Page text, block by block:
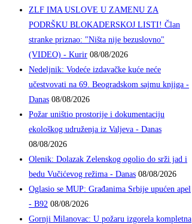
ZLF IMA USLOVE U ZAMENU ZA
PODRŠKU BLOKADERSKOJ LISTI! Član
stranke priznao: "Ništa nije bezuslovno"
(VIDEO) - Kurir 08/08/2026
Nedeljnik: Vodeće izdavačke kuće neće
učestvovati na 69. Beogradskom sajmu knjiga -
Danas 08/08/2026
Požar uništio prostorije i dokumentaciju
ekološkog udruženja iz Valjeva - Danas
08/08/2026
Olenik: Dolazak Zelenskog ogolio do srži jad i
bedu Vučićevog režima - Danas 08/08/2026
Oglasio se MUP: Građanima Srbije upućen apel
- B92 08/08/2026
Gornji Milanovac: U požaru izgorela kompletna